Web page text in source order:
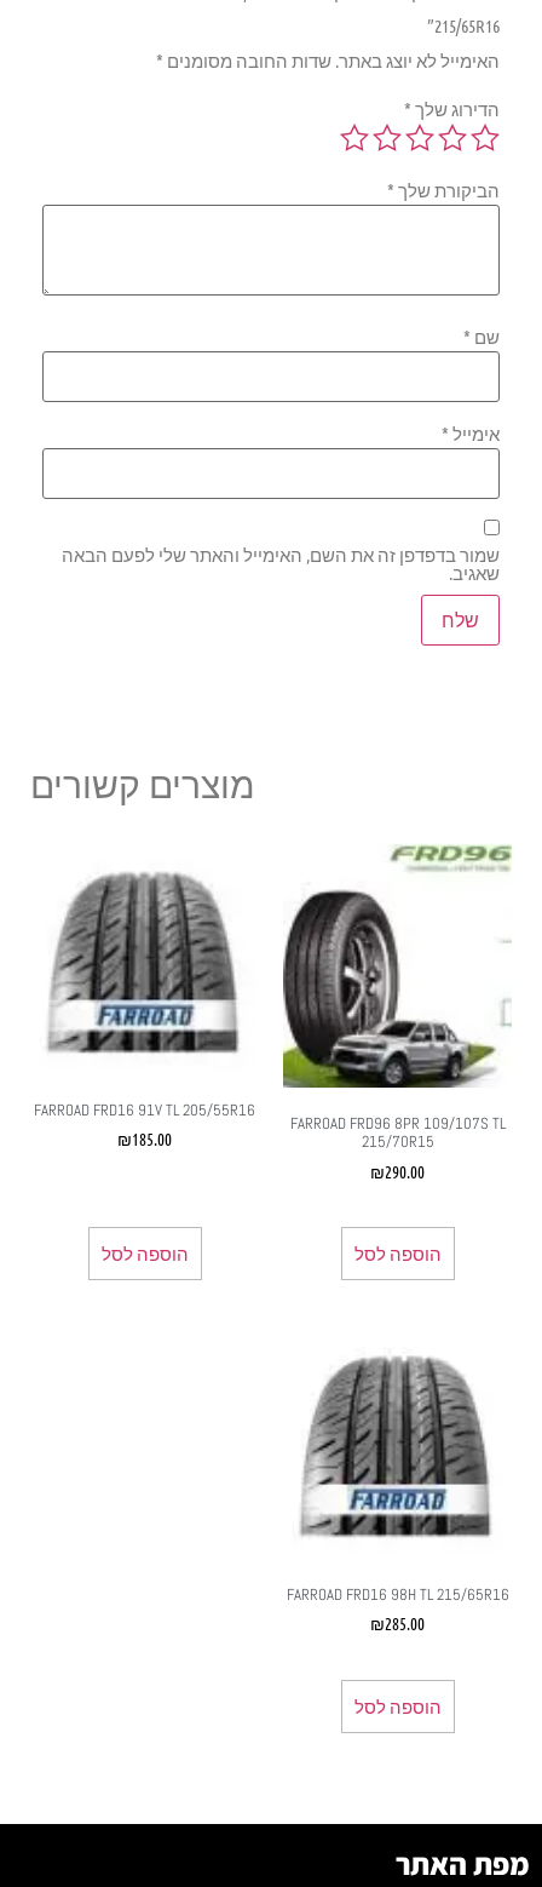
215/65R16”
האימייל לא יוצג באתר.שדות החובה מסומנים*
הדירוג שלך*
הביקורת שלך*
שם*
אימייל*
שמור בדפדפן זה את השם, האימייל והאתר שלי לפעם הבאה
שאגיב.
מוצרים קשורים
FARROAD FRD96 8PR 109/107S TL
215/70R15
₪290.00
הוספה לסל
FARROAD FRD16 91V TL 205/55R16
₪185.00
הוספה לסל
FARROAD FRD16 98H TL 215/65R16
₪285.00
הוספה לסל
מפת האתר